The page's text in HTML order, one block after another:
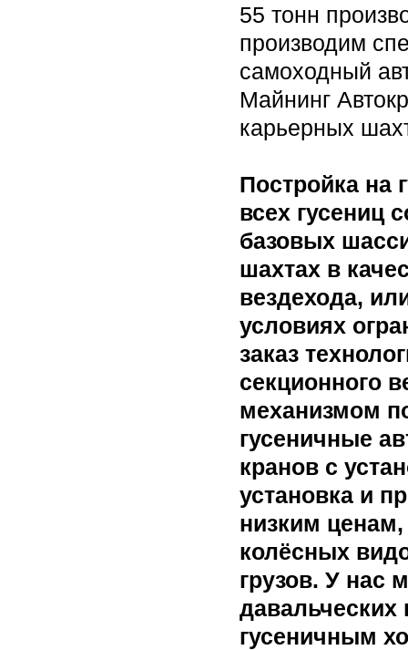
55 тонн
производим
самоходный
Майнинг
карьерных
Постройка на
всех гусениц
базовых
шахтах в
вездехода,
условиях
заказ
секционного
механизмом
гусеничные
кранов с
установка и
низким
колёсных
грузов. У нас
гусеничным